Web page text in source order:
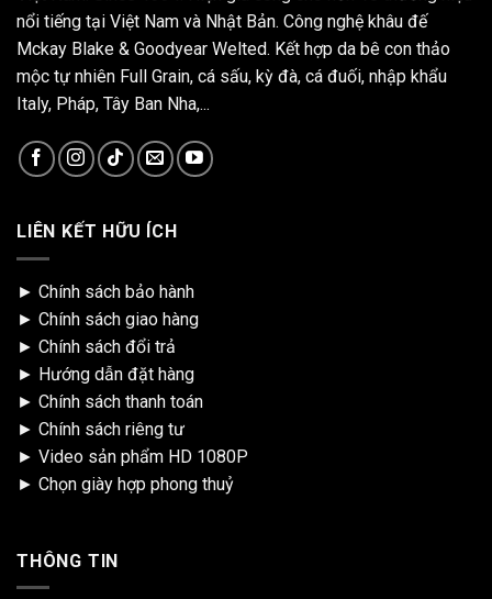
nổi tiếng tại Việt Nam và Nhật Bản. Công nghệ khâu đế
Mckay Blake & Goodyear Welted. Kết hợp da bê con thảo
mộc tự nhiên Full Grain, cá sấu, kỳ đà, cá đuối, nhập khẩu
Italy, Pháp, Tây Ban Nha,...
LIÊN KẾT HỮU ÍCH
► Chính sách bảo hành
► Chính sách giao hàng
► Chính sách đổi trả
► Hướng dẫn đặt hàng
► Chính sách thanh toán
► Chính sách riêng tư
► Video sản phẩm HD 1080P
► Chọn giày hợp phong thuỷ
THÔNG TIN